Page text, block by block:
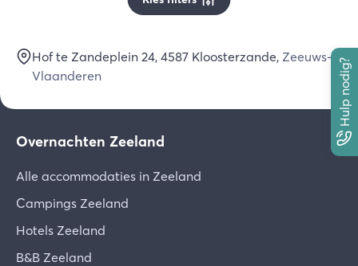
Hulp nodig?
Hof te Zandeplein 24, 4587 Kloosterzande, Zeeuws-
Vlaanderen
Overnachten Zeeland
Alle accommodaties in Zeeland
Campings Zeeland
Hotels Zeeland
B&B Zeeland